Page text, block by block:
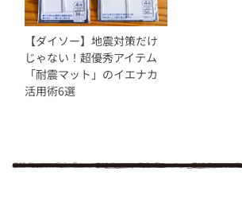
【ダイソー】地震対策だけ
じゃない！超優秀アイテム
「耐震マット」のイエナカ
活用術6選